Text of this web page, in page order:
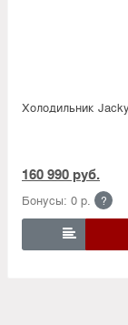
Холодильник
160 990 руб.
Бонусы: 0 р. ?
